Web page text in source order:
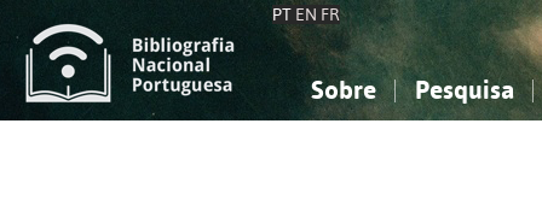
PT EN FR
Sobre Pesquisa